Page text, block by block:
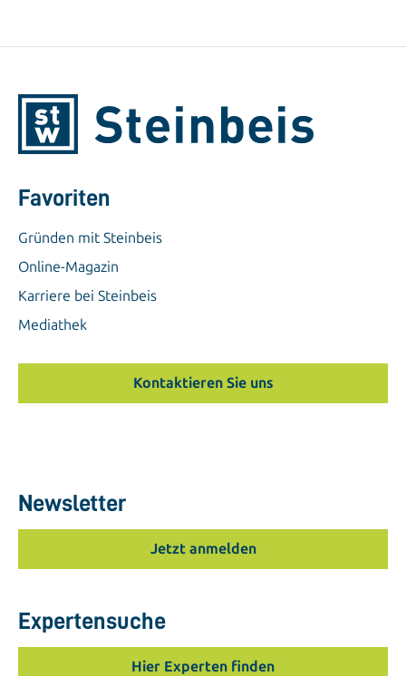
Favoriten
Gründen mit Steinbeis
Online-Magazin
Karriere bei Steinbeis
Mediathek
Kontaktieren Sie uns
Newsletter
Jetzt anmelden
Expertensuche
Hier Experten finden